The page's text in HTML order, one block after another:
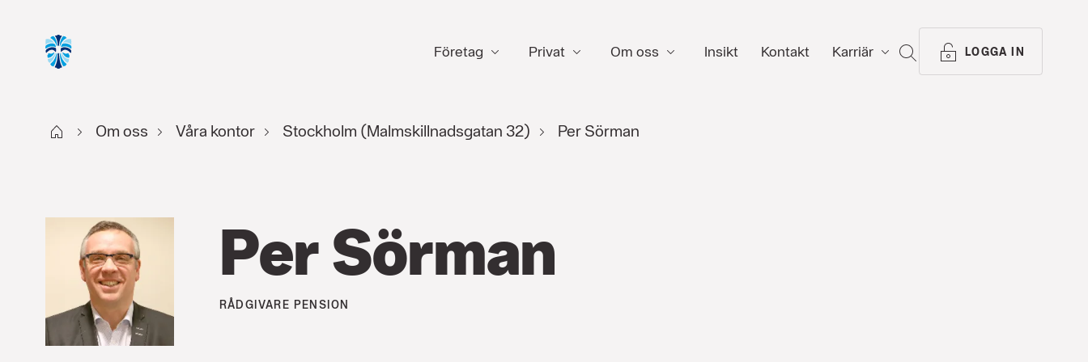
Företag Privat Om oss Insikt Kontakt Karriär SÖK LOGGA IN
Start Om oss Våra kontor Stockholm (Malmskillnadsgatan 32) Per Sörman
Per Sörman
RÅDGIVARE PENSION